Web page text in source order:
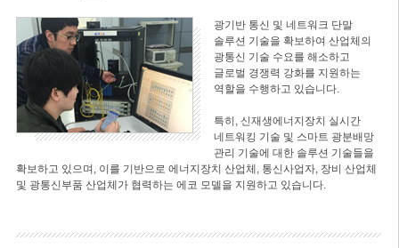
광기반 통신 및 네트워크 단말
솔루션 기술을 확보하여 산업체의
광통신 기술 수요를 해소하고
글로벌 경쟁력 강화를 지원하는
역할을 수행하고 있습니다.
특히, 신재생에너지장치 실시간
네트워킹 기술 및 스마트 광분배망
관리 기술에 대한 솔루션 기술들을
확보하고 있으며, 이를 기반으로 에너지장치 산업체, 통신사업자, 장비 산업체
및 광통신부품 산업체가 협력하는 에코 모델을 지원하고 있습니다.